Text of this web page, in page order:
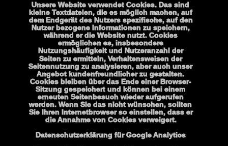
Unsere Website verwendet Cookies. Das sind
kleine Textdateien, die es möglich machen, auf
dem Endgerät des Nutzers spezifische, auf den
Nutzer bezogene Informationen zu speichern,
während er die Website nutzt. Cookies
ermöglichen es, insbesondere
Nutzungshäufigkeit und Nutzeranzahl der
Seiten zu ermitteln, Verhaltensweisen der
Seitennutzung zu analysieren, aber auch unser
Angebot kundenfreundlicher zu gestalten.
Cookies bleiben über das Ende einer Browser-
Sitzung gespeichert und können bei einem
erneuten Seitenbesuch wieder aufgerufen
werden. Wenn Sie das nicht wünschen, sollten
Sie Ihren Internetbrowser so einstellen, dass er
die Annahme von Cookies verweigert.
Datenschutzerklärung für Google Analytics